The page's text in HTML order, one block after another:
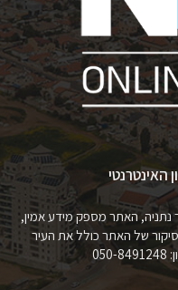
האינטרנטי
נתניה, האתר מספק מידע אמין,
של האתר כולל את העיר